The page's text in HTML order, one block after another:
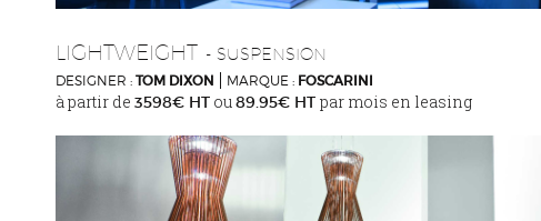
LIGHTWEIGHT - SUSPENSION
DESIGNER : TOM DIXON MARQUE : FOSCARINI
à partir de 3598€ HT ou 89.95€ HT par mois en leasing